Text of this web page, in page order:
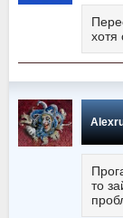
хотя
то